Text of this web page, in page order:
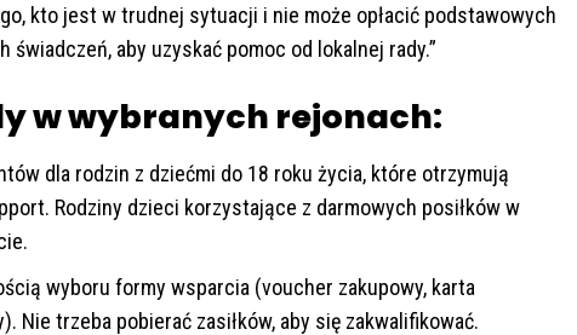
kto jest w trudnej sytuacji i nie może opłacić podstawowych
aby uzyskać pomoc od lokalnej rady.”
w wybranych rejonach:
dla rodzin z dziećmi do 18 roku życia, które otrzymują
Rodziny dzieci korzystające z darmowych posiłków w
wyboru formy wsparcia (voucher zakupowy, karta
Nie trzeba pobierać zasiłków, aby się zakwalifikować.